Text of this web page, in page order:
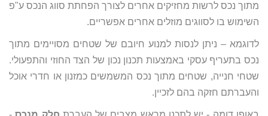
מתוך נכס לרשות מחזיקים אחרים לצורך הפחתת סווג הנכס ע"פ
השימוש בו לסווגים מוזלים אחרים אפשריים.
לדוגמא – ניתן לנסות למנוע חיובם של שטחים מסויימים מתוך
נכס בתעריף עסקי באמצעות תכנון נכון של הצד החוזי והתפעולי.
שטחי חנייה, שטחים מתוך נכס המשמשים כמזנון או חדרי אוכל
והעברתם חזקה בהם לזכיין.